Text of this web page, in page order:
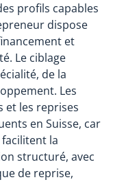
profils capables
dispose
et
Le ciblage
de la
Les
et les reprises
en Suisse, car
la
structuré, avec
de reprise,